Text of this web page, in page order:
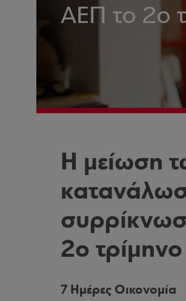
ΑΕΠ το 2ο
Η μείωση
2ο
7 Ημέρες Οικονομία